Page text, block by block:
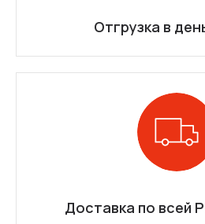
Отгрузка в
Доставка по всей